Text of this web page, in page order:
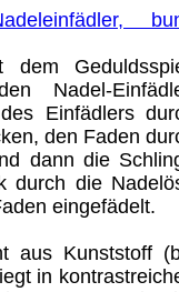
Nadel-
Einfädlers
den Faden
dann die
durch die
eingefädelt.
aus Kunststoff
in
€
€
Sie per